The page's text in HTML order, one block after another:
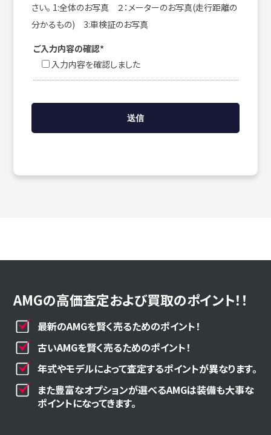
さい。 1:全体のお写真 ２：メーターのお写真(走行距離の
分かるもの) 3:車検証のお写真
ご入力内容の確認*
入力内容を確認しました
AMGの高価査定および買取のポイント！！
最新のAMGを賢く売るためのポイント！
古いAMGを賢く売るためのポイント！
年式やモデルによって査定するポイントが異なります。
また豊富なオプションが選べるAMGは装備も大事な
ポイントになってきます。